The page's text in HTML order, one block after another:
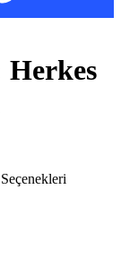
Herkes